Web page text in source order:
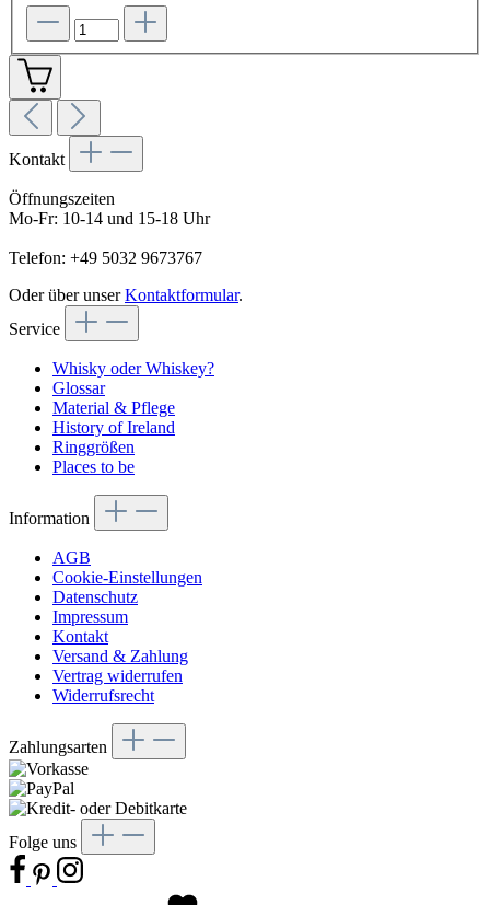
Kontakt
Öffnungszeiten
Mo-Fr: 10-14 und 15-18 Uhr
Telefon: +49 5032 9673767
Oder über unserKontaktformular.
Service
Whisky oder Whiskey?
Glossar
Material & Pflege
History of Ireland
Ringgrößen
Places to be
Information
AGB
Cookie-Einstellungen
Datenschutz
Impressum
Kontakt
Versand & Zahlung
Vertrag widerrufen
Widerrufsrecht
Zahlungsarten
Folge uns